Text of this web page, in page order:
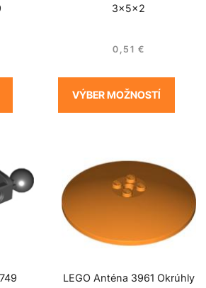
3x5x2
0,51 €
VÝBER MOŽNOSTÍ
LEGO Anténa 3961 Okrúhly